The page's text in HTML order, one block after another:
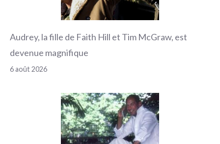
Audrey, la fille de Faith Hill et Tim McGraw, est
devenue magnifique
6 août 2026